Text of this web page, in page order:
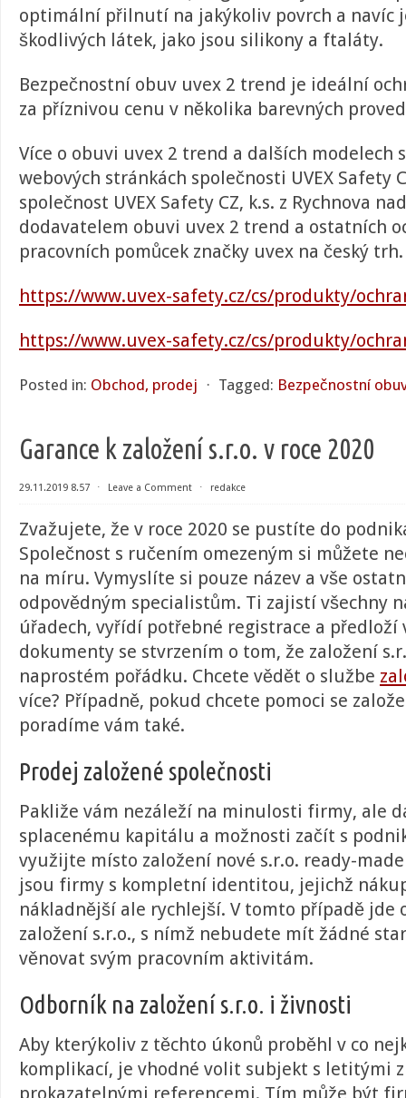
optimální přilnutí na jakýkoliv povrch a navíc
škodlivých látek, jako jsou silikony a ftaláty.
Bezpečnostní obuv uvex 2 trend je ideální
za příznivou cenu v několika barevných
Více o obuvi uvex 2 trend a dalších modelech
webových stránkách společnosti UVEX Safety
společnost UVEX Safety CZ, k.s. z Rychnova
dodavatelem obuvi uvex 2 trend a ostatních
pracovních pomůcek značky uvex na český trh.
https://www.uvex-safety.cz/cs/produkty/
https://www.uvex-safety.cz/cs/produkty/
Posted in: Obchod, prodej ⋅ Tagged: Bezpečnostní
Garance k založení s.r.o. v roce 2020
29.11.2019 8.57 ⋅ Leave a Comment ⋅ redakce
Zvažujete, že v roce 2020 se pustíte do
Společnost s ručením omezeným si můžete
na míru. Vymyslíte si pouze název a vše
odpovědným specialistům. Ti zajistí všechny
úřadech, vyřídí potřebné registrace a předloží
dokumenty se stvrzením o tom, že založení
naprostém pořádku. Chcete vědět o službe
více? Případně, pokud chcete pomoci se
poradíme vám také.
Prodej založené společnosti
Pakliže vám nezáleží na minulosti firmy, ale
splacenému kapitálu a možnosti začít s
využijte místo založení nové s.r.o. ready-
jsou firmy s kompletní identitou, jejichž
nákladnější ale rychlejší. V tomto případě jde
založení s.r.o., s nímž nebudete mít žádné
věnovat svým pracovním aktivitám.
Odborník na založení s.r.o. i živnosti
Aby kterýkoliv z těchto úkonů proběhl v co
komplikací, je vhodné volit subjekt s letitými
prokazatelnými referencemi. Tím může být